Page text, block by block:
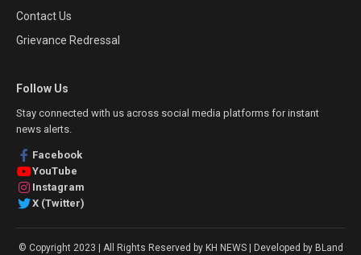
Contact Us
Grievance Redressal
Follow Us
Stay connected with us across social media platforms for instant
news alerts.
Facebook
YouTube
Instagram
X (Twitter)
© Copyright 2023 | All Rights Reserved by KH NEWS | Developed by BLand